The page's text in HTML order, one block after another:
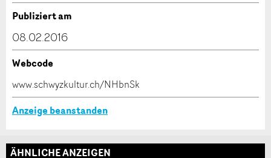
* Eingabe erforderlich
Verfassen Sie eine Nachricht für die Kontaktpersonen
Publiziert am
08.02.2016
Webcode
www.schwyzkultur.ch/NHbnSk
Anzeige beanstanden
ÄHNLICHE ANZEIGEN